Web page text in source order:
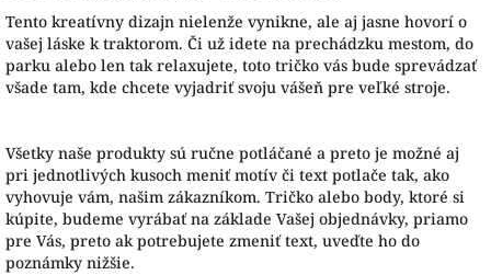
Tento kreatívny dizajn nielenže vynikne, ale aj jasne hovorí o
vašej láske k traktorom. Či už idete na prechádzku mestom, do
parku alebo len tak relaxujete, toto tričko vás bude sprevádzať
všade tam, kde chcete vyjadriť svoju vášeň pre veľké stroje.
Všetky naše produkty sú ručne potláčané a preto je možné aj
pri jednotlivých kusoch meniť motív či text potlače tak, ako
vyhovuje vám, našim zákazníkom. Tričko alebo body, ktoré si
kúpite, budeme vyrábať na základe Vašej objednávky, priamo
pre Vás, preto ak potrebujete zmeniť text, uveďte ho do
poznámky nižšie.